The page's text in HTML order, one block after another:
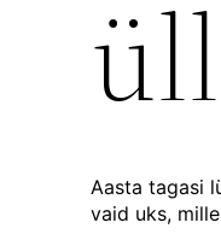
Aasta tagasi
vaid uks,